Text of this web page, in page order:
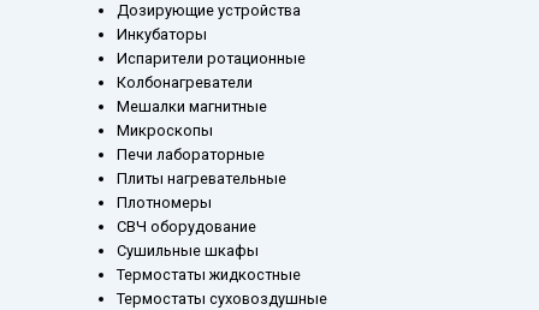
Дозирующие устройства
Инкубаторы
Испарители ротационные
Колбонагреватели
Мешалки магнитные
Микроскопы
Печи лабораторные
Плиты нагревательные
Плотномеры
СВЧ оборудование
Сушильные шкафы
Термостаты жидкостные
Термостаты суховоздушные